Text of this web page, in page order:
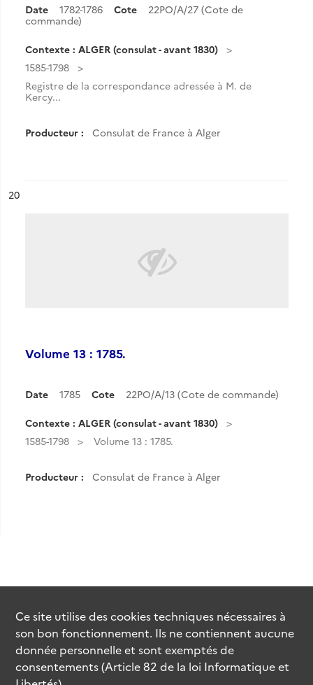
Date 1782-1786 Cote
22PO/A/27 (Cote de
commande)
Contexte : ALGER (consulat - avant 1830)
1585-1798
Registre de la correspondance adressée à M. de
Kercy...
Producteur : Consulat de France à Alger
n°
20
Volume 13 : 1785.
Date 1785 Cote 22PO/A/13 (Cote de commande)
Contexte : ALGER (consulat - avant 1830)
1585-1798
Volume 13 : 1785.
Producteur : Consulat de France à Alger
Ce site utilise descookiestechniques nécessaires à
son bon fonctionnement. Ils ne contiennent aucune
donnée personnelle et sont exemptés de
consentements (Article 82 de la loi Informatique et